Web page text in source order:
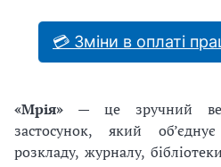
💳 Зміни в оплаті
«Мрія» — це зручний
застосунок, який
розкладу, журналу,